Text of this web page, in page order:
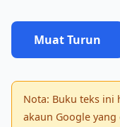
Muat Turun
Nota: Buku teks ini
akaun Google